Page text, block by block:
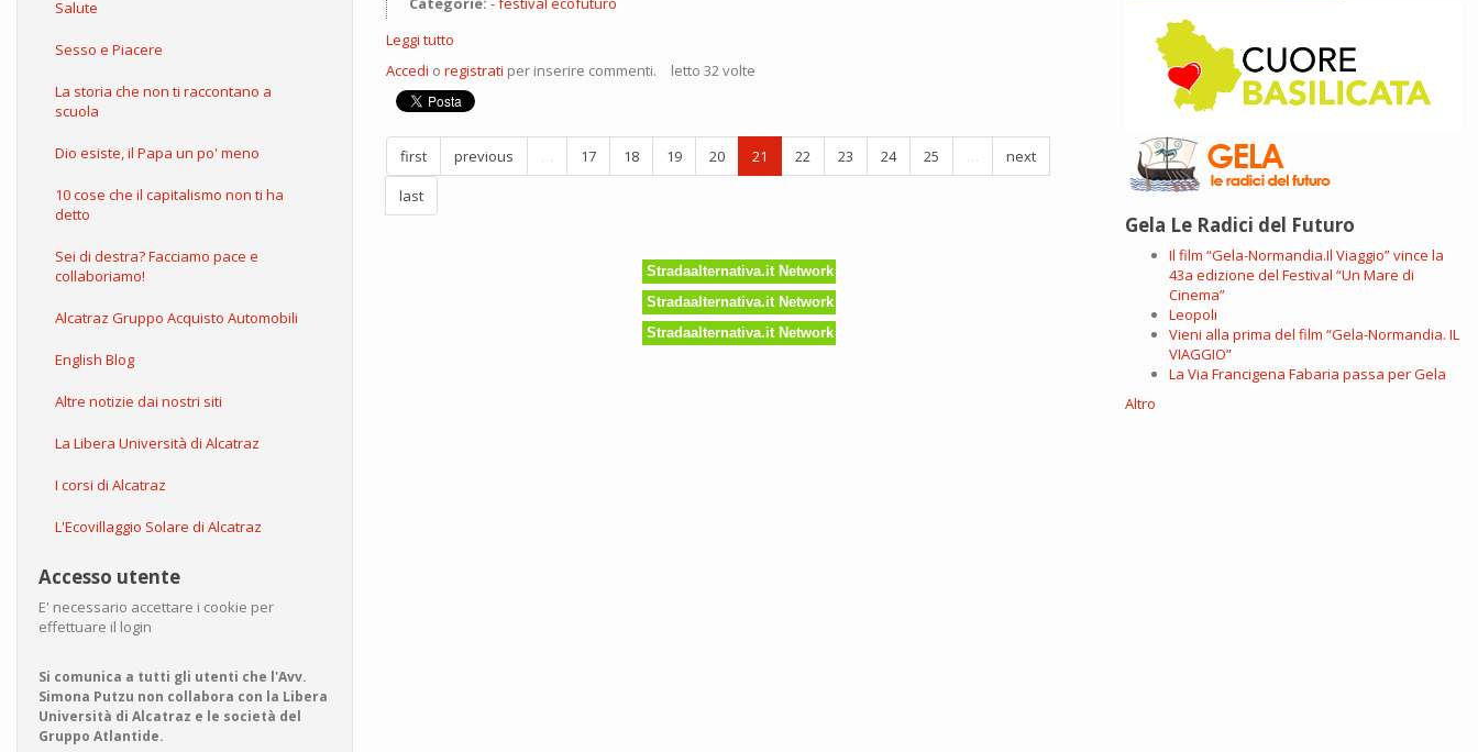
Salute
Sesso e Piacere
La storia che non ti raccontano a
scuola
Dio esiste, il Papa un po' meno
10 cose che il capitalismo non ti ha
detto
Sei di destra? Facciamo pace e
collaboriamo!
Alcatraz Gruppo Acquisto Automobili
English Blog
Altre notizie dai nostri siti
La Libera Università di Alcatraz
I corsi di Alcatraz
L'Ecovillaggio Solare di Alcatraz
Accesso utente
E' necessario accettare i cookie per
effettuare il login
Si comunica a tutti gli utenti che l'Avv.
Simona Putzu non collabora con la Libera
Università di Alcatraz e le società del
Gruppo Atlantide.
Leggi tutto
spot
del
Festival
Ecofuturo
2019
Accedi o registrati per inserire commenti. letto 32 volte
first previous … 17 18 19 20 21 22 23 24 25 …
next
last
Stradaalternativa.it Network
Stradaalternativa.it Network
Stradaalternativa.it Network
Gela Le Radici del Futuro
Il film “Gela-Normandia.Il Viaggio” vince la
43a edizione del Festival “Un Mare di
Cinema”
Leopoli
Vieni alla prima del film “Gela-Normandia. IL
VIAGGIO”
La Via Francigena Fabaria passa per Gela
Altro